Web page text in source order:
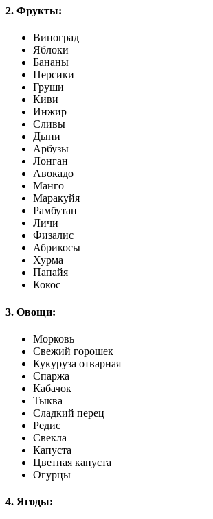
2. Фрукты:
Виноград
Яблоки
Бананы
Персики
Груши
Киви
Инжир
Сливы
Дыни
Арбузы
Лонган
Авокадо
Манго
Маракуйя
Рамбутан
Личи
Физалис
Абрикосы
Хурма
Папайя
Кокос
3. Овощи:
Морковь
Свежий горошек
Кукуруза отварная
Спаржа
Кабачок
Тыква
Сладкий перец
Редис
Свекла
Капуста
Цветная капуста
Огурцы
4. Ягоды: